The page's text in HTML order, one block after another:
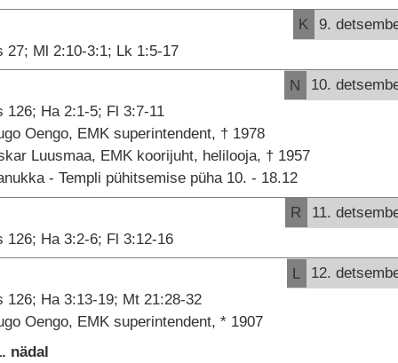
K
9.
27; Ml 2:10-3:1; Lk 1:5-17
N
10.
126; Ha 2:1-5; Fl 3:7-11
Oengo, EMK superintendent, † 1978
Luusmaa, EMK koorijuht, helilooja, † 1957
- Templi pühitsemise püha 10. - 18.12
R
11.
126; Ha 3:2-6; Fl 3:12-16
L
12.
126; Ha 3:13-19; Mt 21:28-32
Oengo, EMK superintendent, * 1907
nädal